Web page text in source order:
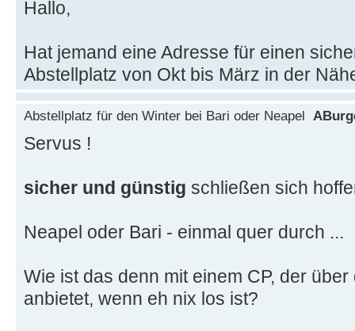
Hallo,
Hat jemand eine Adresse für einen
Abstellplatz von Okt bis März in der
Abstellplatz für den Winter bei Bari oder Neapel
Servus !
sicher und günstig schließen sich
Neapel oder Bari - einmal quer durch ...
Wie ist das denn mit einem CP, der
anbietet, wenn eh nix los ist?